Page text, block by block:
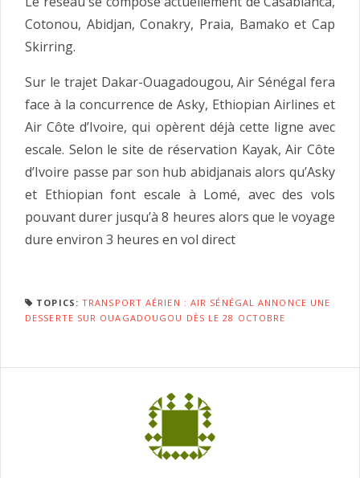
Cotonou, Abidjan, Conakry, Praia, Bamako et Cap
Skirring.
Sur le trajet Dakar-Ouagadougou, Air Sénégal fera
face à la concurrence de Asky, Ethiopian Airlines et
Air Côte d’Ivoire, qui opèrent déjà cette ligne avec
escale. Selon le site de réservation Kayak, Air Côte
d’Ivoire passe par son hub abidjanais alors qu’Asky
et Ethiopian font escale à Lomé, avec des vols
pouvant durer jusqu’à 8 heures alors que le voyage
dure environ 3 heures en vol direct
TOPICS: TRANSPORT AÉRIEN : AIR SÉNÉGAL ANNONCE UNE
DESSERTE SUR OUAGADOUGOU DÈS LE 28 OCTOBRE